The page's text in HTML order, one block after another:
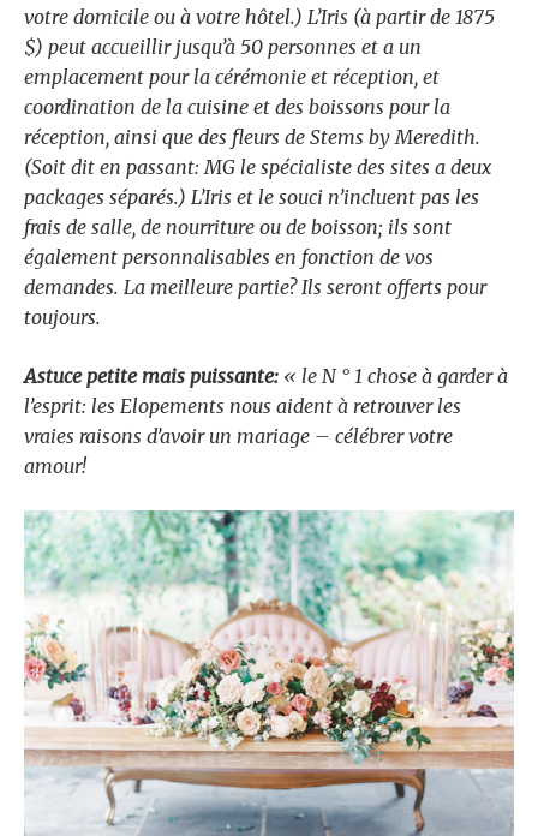
votre domicile ou à votre hôtel.) L’Iris (à partir de 1875
$) peut accueillir jusqu’à 50 personnes et a un
emplacement pour la cérémonie et réception, et
coordination de la cuisine et des boissons pour la
réception, ainsi que des fleurs de Stems by Meredith.
(Soit dit en passant: MG le spécialiste des sites a deux
packages séparés.) L’Iris et le souci n’incluent pas les
frais de salle, de nourriture ou de boisson; ils sont
également personnalisables en fonction de vos
demandes. La meilleure partie? Ils seront offerts pour
toujours.
Astuce petite mais puissante: « le N ° 1 chose à garder à
l’esprit: les Elopements nous aident à retrouver les
vraies raisons d’avoir un mariage – célébrer votre
amour!